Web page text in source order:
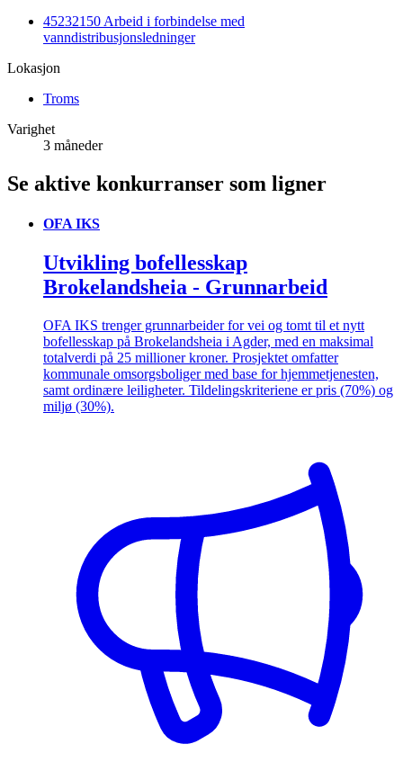
45232150 Arbeid i forbindelse med
vanndistribusjonsledninger
Lokasjon
Troms
Varighet
3 måneder
Se aktive konkurranser som ligner
OFA IKS
Utvikling bofellesskap
Brokelandsheia - Grunnarbeid
OFA IKS trenger grunnarbeider for vei og tomt til et nytt
bofellesskap på Brokelandsheia i Agder, med en maksimal
totalverdi på 25 millioner kroner. Prosjektet omfatter
kommunale omsorgsboliger med base for hjemmetjenesten,
samt ordinære leiligheter. Tildelingskriteriene er pris (70%) og
miljø (30%).